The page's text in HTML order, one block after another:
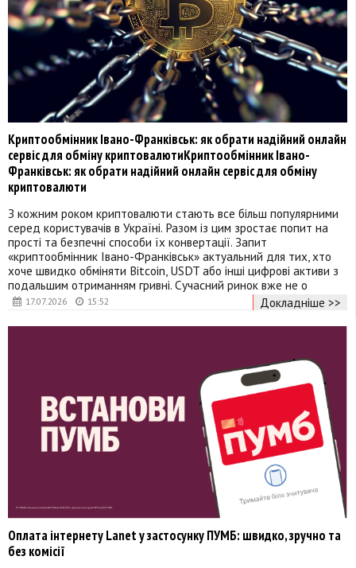
17.07.2026 15:52
Криптообмінник Івано-Франківськ: як обрати надійний онлайн
сервіс для обміну криптовалютиКриптообмінник Івано-
Франківськ: як обрати надійний онлайн сервіс для обміну
криптовалюти
З кожним роком криптовалюти стають все більш популярними
серед користувачів в Україні. Разом із цим зростає попит на
прості та безпечні способи їх конвертації. Запит
«криптообмінник Івано-Франківськ» актуальний для тих, хто
хоче швидко обміняти Bitcoin, USDT або інші цифрові активи з
подальшим отриманням гривні. Сучасний ринок вже не о
Докладніше >>
Оплата інтернету Lanet у застосунку ПУМБ: швидко, зручно та
без комісії